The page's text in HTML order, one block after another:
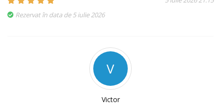
Rezervat în data de 5 iulie 2026
V
Victor